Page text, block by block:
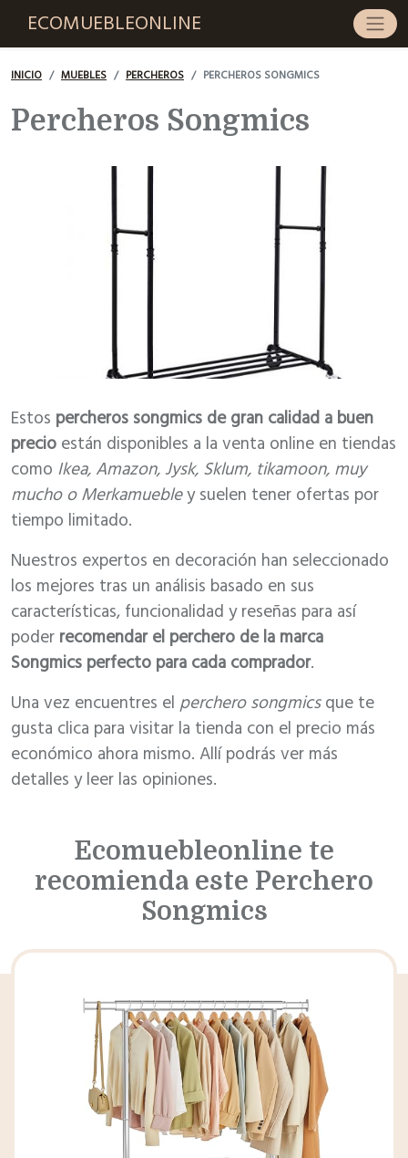
ECOMUEBLEONLINE
INICIO MUEBLES PERCHEROS PERCHEROS SONGMICS
Percheros Songmics
Estos percheros songmics de gran calidad a buen
precio están disponibles a la venta online en tiendas
como Ikea, Amazon, Jysk, Sklum, tikamoon, muy
mucho o Merkamuebley suelen tener ofertas por
tiempo limitado.
Nuestros expertos en decoración han seleccionado
los mejores tras un análisis basado en sus
características, funcionalidad y reseñas para así
poder recomendar el perchero de la marca
Songmics perfecto para cada comprador.
Una vez encuentres el perchero songmicsque te
gusta clica para visitar la tienda con el precio más
económico ahora mismo. Allí podrás ver más
detalles y leer las opiniones.
Ecomuebleonline te
recomienda este Perchero
Songmics